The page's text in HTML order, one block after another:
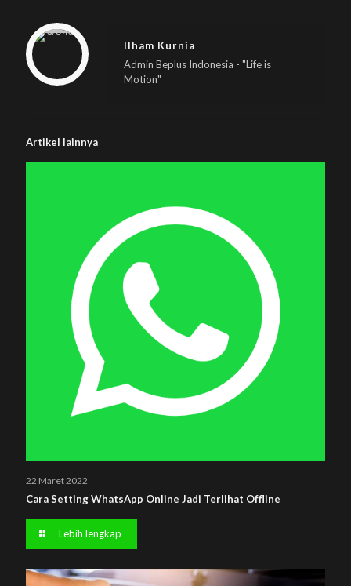
Warning
: Trying to access array offset on null in
/home/u833233641/domains/beplus.id/public_html/wp-content/themes/betheme/includes/content-single.php
on line
286
Ilham Kurnia
Admin Beplus Indonesia - "Life is
Motion"
Artikel lainnya
22 Maret 2022
Cara Setting WhatsApp Online Jadi Terlihat Offline
Lebih lengkap